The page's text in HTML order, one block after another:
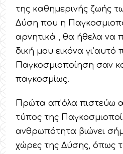
της καθημερινής ζωής
Δύση που η
αρνητικά , θα ήθελα να
δική μου εικόνα γι’αυτό
Παγκοσμιοποίηση σαν
παγκοσμίως.
Πρώτα απ’όλα πιστεύω
τύπος της
ανθρωπότητα βιώνει
χώρες της Δύσης, όπως